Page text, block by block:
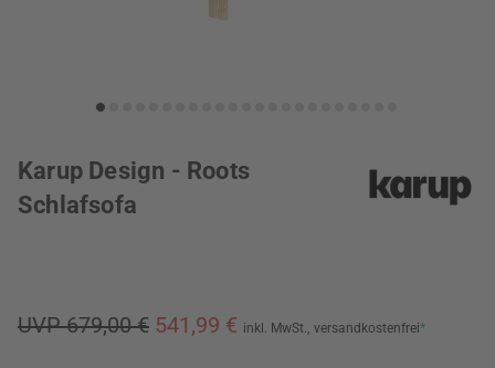
Karup Design - Roots
Schlafsofa
UVP 679,00 € 541,99 € inkl. MwSt., versandkostenfrei*